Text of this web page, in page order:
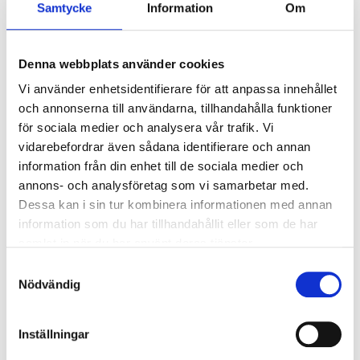
Samtycke Information Om
Denna webbplats använder cookies
Vi använder enhetsidentifierare för att anpassa innehållet
och annonserna till användarna, tillhandahålla funktioner
för sociala medier och analysera vår trafik. Vi
vidarebefordrar även sådana identifierare och annan
information från din enhet till de sociala medier och
annons- och analysföretag som vi samarbetar med.
Dessa kan i sin tur kombinera informationen med annan
information som du har tillhandahållit eller som de har
Nödvändig
Inställningar
kV/kA:
Överspänningsskydd DM
kV/kA:
1
Ljusstyrning
Ljusstyrning:
Tänd/släck
Sensor:
Utan sensor
Nödljus
Anslutning
ansluts med snabbkoppling mot armatur.